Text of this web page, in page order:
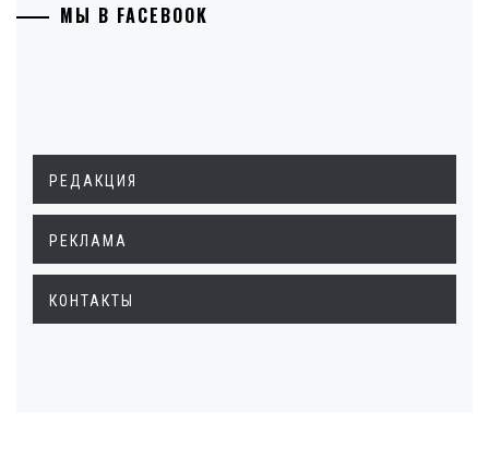
МЫ В FACEBOOK
РЕДАКЦИЯ
РЕКЛАМА
КОНТАКТЫ